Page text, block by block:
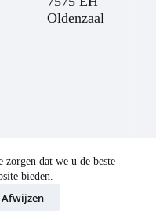
dat we u de beste
bieden.
Afwijzen
Oldenzaal